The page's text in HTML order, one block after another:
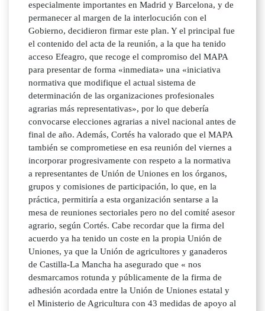
especialmente importantes en Madrid y Barcelona, y de
permanecer al margen de la interlocución con el
Gobierno, decidieron firmar este plan. Y el principal fue
el contenido del acta de la reunión, a la que ha tenido
acceso Efeagro, que recoge el compromiso del MAPA
para presentar de forma «inmediata» una «iniciativa
normativa que modifique el actual sistema de
determinación de las organizaciones profesionales
agrarias más representativas», por lo que debería
convocarse elecciones agrarias a nivel nacional antes de
final de año. Además, Cortés ha valorado que el MAPA
también se comprometiese en esa reunión del viernes a
incorporar progresivamente con respeto a la normativa
a representantes de Unión de Uniones en los órganos,
grupos y comisiones de participación, lo que, en la
práctica, permitiría a esta organización sentarse a la
mesa de reuniones sectoriales pero no del comité asesor
agrario, según Cortés. Cabe recordar que la firma del
acuerdo ya ha tenido un coste en la propia Unión de
Uniones, ya que la Unión de agricultores y ganaderos
de Castilla-La Mancha ha asegurado que « nos
desmarcamos rotunda y públicamente de la firma de
adhesión acordada entre la Unión de Uniones estatal y
el Ministerio de Agricultura con 43 medidas de apoyo al